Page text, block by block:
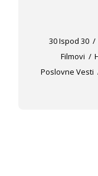
30 Ispod 30
Filmovi
Poslovne Vesti